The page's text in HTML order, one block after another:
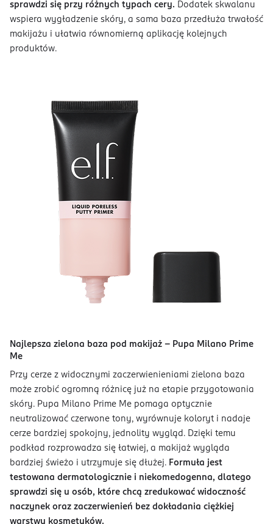
sprawdzi się przy różnych typach cery. Dodatek skwalanu
wspiera wygładzenie skóry, a sama baza przedłuża trwałość
makijażu i ułatwia równomierną aplikację kolejnych
produktów.
Najlepsza zielona baza pod makijaż - Pupa Milano Prime
Me
Przy cerze z widocznymi zaczerwienieniami zielona baza
może zrobić ogromną różnicę już na etapie przygotowania
skóry. Pupa Milano Prime Me pomaga optycznie
neutralizować czerwone tony, wyrównuje koloryt i nadaje
cerze bardziej spokojny, jednolity wygląd. Dzięki temu
podkład rozprowadza się łatwiej, a makijaż wygląda
bardziej świeżo i utrzymuje się dłużej. Formuła jest
testowana dermatologicznie i niekomedogenna, dlatego
sprawdzi się u osób, które chcą zredukować widoczność
naczynek oraz zaczerwienień bez dokładania ciężkiej
warstwy kosmetyków.